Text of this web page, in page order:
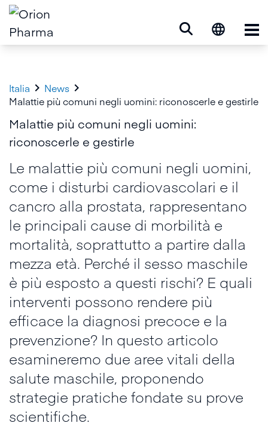
Italia  News 
Malattie più comuni negli uomini: riconoscerle e gestirle
Malattie più comuni negli uomini:
riconoscerle e gestirle
Le malattie più comuni negli uomini,
come i disturbi cardiovascolari e il
cancro alla prostata, rappresentano
le principali cause di morbilità e
mortalità, soprattutto a partire dalla
mezza età. Perché il sesso maschile
è più esposto a questi rischi? E quali
interventi possono rendere più
efficace la diagnosi precoce e la
prevenzione? In questo articolo
esamineremo due aree vitali della
salute maschile, proponendo
strategie pratiche fondate su prove
scientifiche.